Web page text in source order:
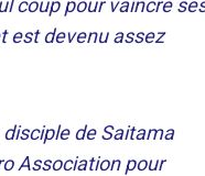
coup pour vaincre
est devenu assez
disciple de Saitama
Association pour